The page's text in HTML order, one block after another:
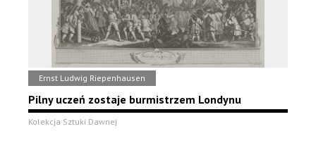
Ernst Ludwig Riepenhausen
Pilny uczeń zostaje burmistrzem Londynu
Kolekcja Sztuki Dawnej